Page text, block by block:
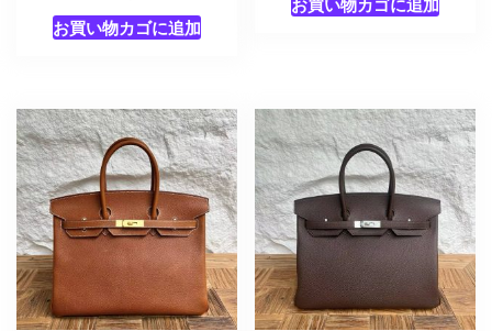
お買い物カゴに追加
お買い物カゴに追加